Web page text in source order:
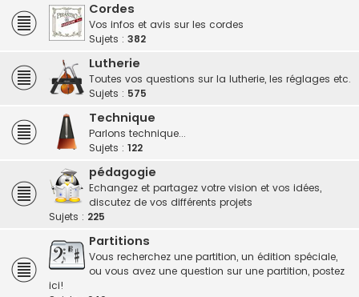
Cordes
Vos infos et avis sur les cordes
Sujets : 382
Lutherie
Toutes vos questions sur la lutherie, les réglages etc.
Sujets : 575
Technique
Parlons technique...
Sujets : 122
pédagogie
Echangez et partagez votre vision et vos idées,
discutez de vos différents projets
Sujets : 225
Partitions
Vous recherchez une partition, un édition spéciale,
ou vous avez une question sur une partition, postez
ici!